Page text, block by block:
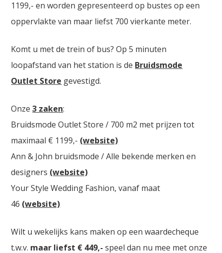
1199,- en worden gepresenteerd op bustes op een
oppervlakte van maar liefst 700 vierkante meter.
Komt u met de trein of bus? Op 5 minuten
loopafstand van het station is de Bruidsmode
Outlet Store gevestigd.
Onze3 zaken:
Bruidsmode Outlet Store / 700 m2 met prijzen tot
maximaal € 1199,- (website)
Ann & John bruidsmode / Alle bekende merken en
designers (website)
Your Style Wedding Fashion, vanaf maat
46 (website)
Wilt u wekelijks kans maken op een waardecheque
t.w.v. maar liefst € 449,- speel dan nu mee met onze